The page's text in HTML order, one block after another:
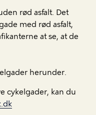
rød asfalt. Det
med rød asfalt,
at se, at de
herunder.
cykelgader, kan du